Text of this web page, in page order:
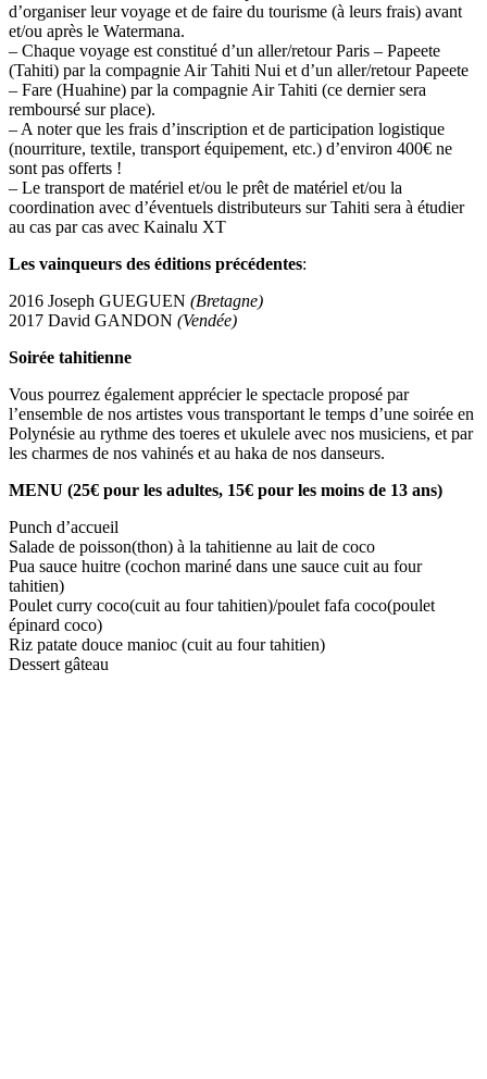
d’organiser leur voyage et de faire du tourisme (à leurs frais) avant
et/ou après le Watermana.
– Chaque voyage est constitué d’un aller/retour Paris – Papeete
(Tahiti) par la compagnie Air Tahiti Nui et d’un aller/retour Papeete
– Fare (Huahine) par la compagnie Air Tahiti (ce dernier sera
remboursé sur place).
– A noter que les frais d’inscription et de participation logistique
(nourriture, textile, transport équipement, etc.) d’environ 400€ ne
sont pas offerts !
– Le transport de matériel et/ou le prêt de matériel et/ou la
coordination avec d’éventuels distributeurs sur Tahiti sera à étudier
au cas par cas avec Kainalu XT
Les vainqueurs des éditions précédentes:
2016 Joseph GUEGUEN (Bretagne)
2017 David GANDON (Vendée)
Soirée tahitienne
Vous pourrez également apprécier le spectacle proposé par
l’ensemble de nos artistes vous transportant le temps d’une soirée en
Polynésie au rythme des toeres et ukulele avec nos musiciens, et par
les charmes de nos vahinés et au haka de nos danseurs.
MENU (25€ pour les adultes, 15€ pour les moins de 13 ans)
Punch d’accueil
Salade de poisson(thon) à la tahitienne au lait de coco
Pua sauce huitre (cochon mariné dans une sauce cuit au four
tahitien)
Poulet curry coco(cuit au four tahitien)/poulet fafa coco(poulet
épinard coco)
Riz patate douce manioc (cuit au four tahitien)
Dessert gâteau